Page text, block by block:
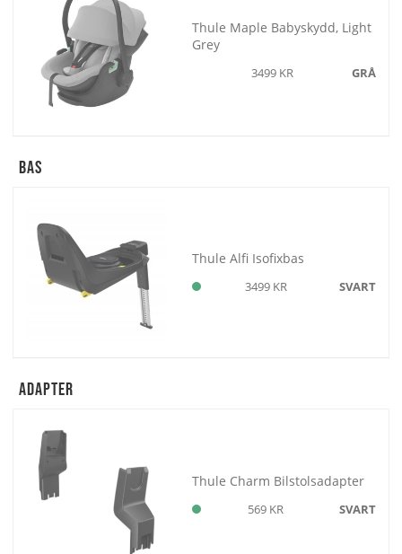
Thule Maple Babyskydd, Light
Grey
3499 KR GRÅ
Bas
Thule Alfi Isofixbas
3499 KR SVART
Adapter
Thule Charm Bilstolsadapter
569 KR SVART